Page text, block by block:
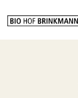
content